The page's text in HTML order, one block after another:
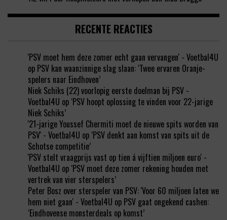
RECENTE REACTIES
'PSV moet hem deze zomer echt gaan vervangen' - Voetbal4U
op PSV kan waanzinnige slag slaan: ‘Twee ervaren Oranje-
spelers naar Eindhoven’
Niek Schiks (22) voorlopig eerste doelman bij PSV -
Voetbal4U op ‘PSV hoopt oplossing te vinden voor 22-jarige
Niek Schiks’
'21-jarige Youssef Chermiti moet de nieuwe spits worden van
PSV' - Voetbal4U op ‘PSV denkt aan komst van spits uit de
Schotse competitie’
'PSV stelt vraagprijs vast op tien á vijftien miljoen euro' -
Voetbal4U op ‘PSV moet deze zomer rekening houden met
vertrek van vier sterspelers’
Peter Bosz over sterspeler van PSV: 'Voor 60 miljoen laten we
hem niet gaan' - Voetbal4U op PSV gaat ongekend cashen:
‘Eindhovense monsterdeals op komst’